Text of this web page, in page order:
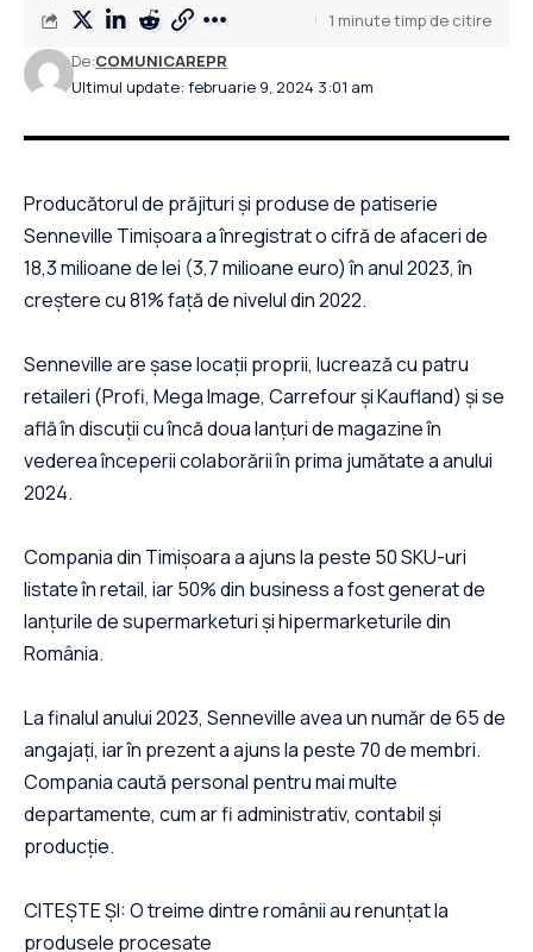
Ultimul update: februarie 9, 2024 3:01 am
De:COMUNICAREPR
1 minute timp de citire
Producătorul de prăjituri și produse de patiserie
Senneville Timișoara a înregistrat o cifră de afaceri de
18,3 milioane de lei (3,7 milioane euro) în anul 2023, în
creștere cu 81% față de nivelul din 2022.
Senneville are șase locații proprii, lucrează cu patru
retaileri (Profi, Mega Image, Carrefour și Kaufland) și se
află în discuții cu încă doua lanțuri de magazine în
vederea începerii colaborării în prima jumătate a anului
2024.
Compania din Timișoara a ajuns la peste 50 SKU-uri
listate în retail, iar 50% din business a fost generat de
lanţurile de supermarketuri şi hipermarketurile din
România.
La finalul anului 2023, Senneville avea un număr de 65 de
angajați, iar în prezent a ajuns la peste 70 de membri.
Compania caută personal pentru mai multe
departamente, cum ar fi administrativ, contabil și
producție.
CITEȘTE ȘI: O treime dintre românii au renunţat la
produsele procesate